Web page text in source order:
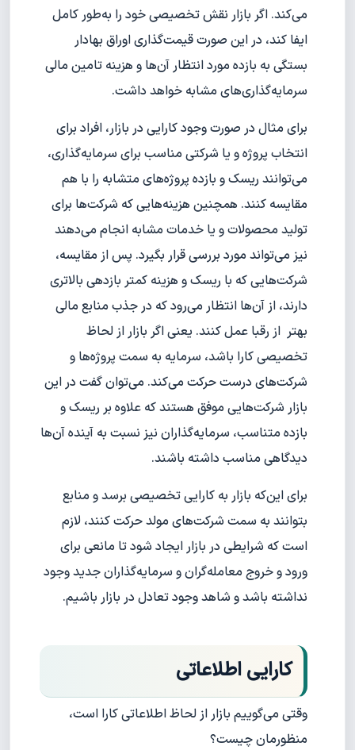
می‌کند. اگر بازار نقش تخصیصی خود را به‌طور کامل
ایفا کند، در این صورت قیمت‌گذاری اوراق بهادار
بستگی به بازده مورد انتظار آن‌ها و هزینه تامین مالی
سرمایه‌گذاری‌های مشابه خواهد داشت.
برای مثال در صورت وجود کارایی در بازار، افراد برای
انتخاب پروژه و یا شرکتی مناسب برای سرمایه‌گذاری،
می‌توانند ریسک و بازده پروژه‌های متشابه را با هم
مقایسه کنند. همچنین هزینه‌هایی که شرکت‌ها برای
تولید محصولات و یا خدمات مشابه انجام می‌دهند
نیز می‌تواند مورد بررسی قرار بگیرد. پس از مقایسه،
شرکت‌هایی که با ریسک و هزینه کمتر بازدهی بالاتری
دارند، از آن‌ها انتظار می‌رود که در جذب منابع مالی
بهتر از رقبا عمل کنند. یعنی اگر بازار از لحاظ
تخصیصی کارا باشد، سرمایه به سمت پروژه‌ها و
شرکت‌های درست حرکت می‌کند. می‌توان گفت در این
بازار شرکت‌هایی موفق هستند که علاوه بر ریسک و
بازده متناسب، سرمایه‌گذاران نیز نسبت به آینده آن‌ها
دیدگاهی مناسب داشته باشند.
برای این‌که بازار به کارایی تخصیصی برسد و منابع
بتوانند به سمت شرکت‌های مولد حرکت کنند، لازم
است که شرایطی در بازار ایجاد شود تا مانعی برای
ورود و خروج معامله‌گران و سرمایه‌گذاران جدید وجود
نداشته باشد و شاهد وجود تعادل در بازار باشیم.
کارایی اطلاعاتی
وقتی می‌گوییم بازار از لحاظ اطلاعاتی کارا است،
منظورمان چیست؟